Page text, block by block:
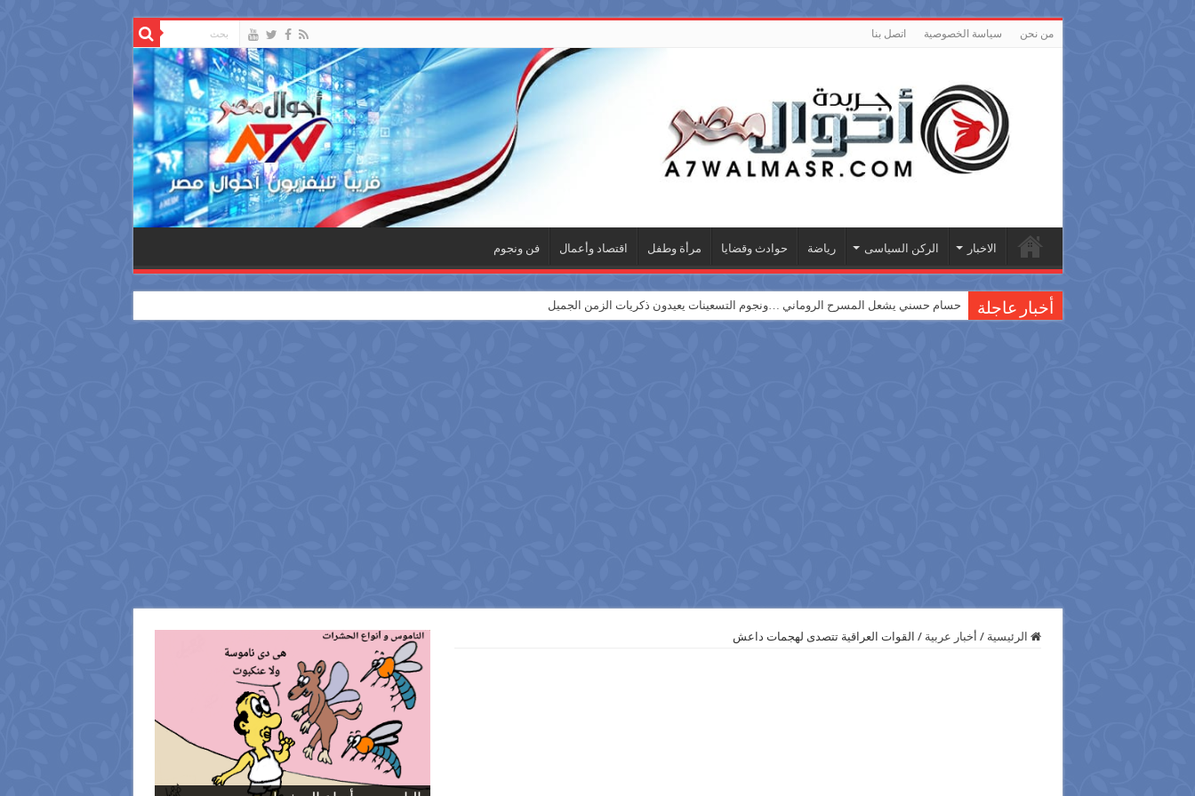
من نحن سياسة الخصوصية اتصل بنا
الاخبار الركن السياسى رياضة حوادث وقضايا مرأة وطفل اقتصاد وأعمال فن ونجوم
أخبار عاجلة حسام حسني يشعل المسرح الروماني …ونجوم التسعينات يعيدون ذكريات الزمن الجميل
الرئيسية / أخبار عربية / القوات العراقية تتصدى لهجمات داعش